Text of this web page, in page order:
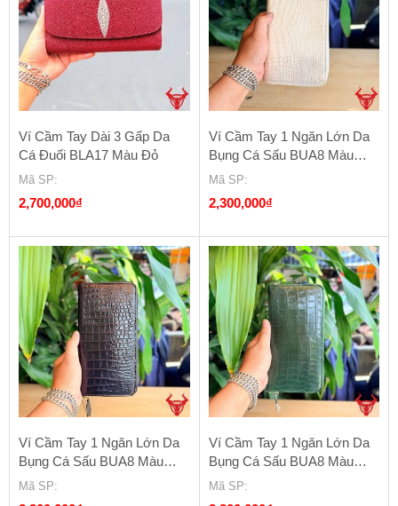
Ví Cầm Tay Dài 3 Gấp Da
Cá Đuối BLA17 Màu Đỏ
Mã SP:
2,700,000₫
Ví Cầm Tay 1 Ngăn Lớn Da
Bụng Cá Sấu BUA8 Màu
Bạch Tạng
Mã SP:
2,300,000₫
Ví Cầm Tay 1 Ngăn Lớn Da
Bụng Cá Sấu BUA8 Màu
Đen
Mã SP:
Ví Cầm Tay 1 Ngăn Lớn Da
Bụng Cá Sấu BUA8 Màu
Xanh Lá
Mã SP: